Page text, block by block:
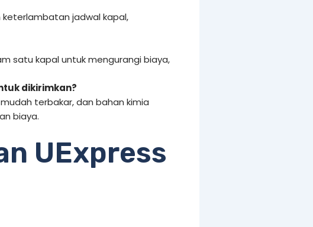
jadwal kapal,
satu kapal untuk mengurangi biaya,
dikirimkan?
terbakar, dan bahan kimia
biaya.
UExpress